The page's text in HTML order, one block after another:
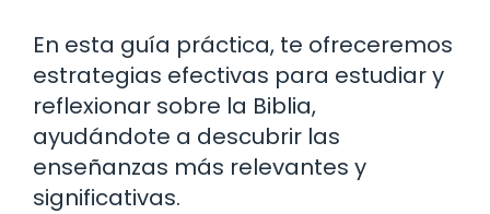
En esta guía práctica, te ofreceremos
estrategias efectivas para estudiar y
reflexionar sobre la Biblia,
ayudándote a descubrir las
enseñanzas más relevantes y
significativas.